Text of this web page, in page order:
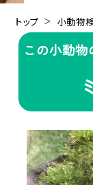
トップ 小動物
この小動